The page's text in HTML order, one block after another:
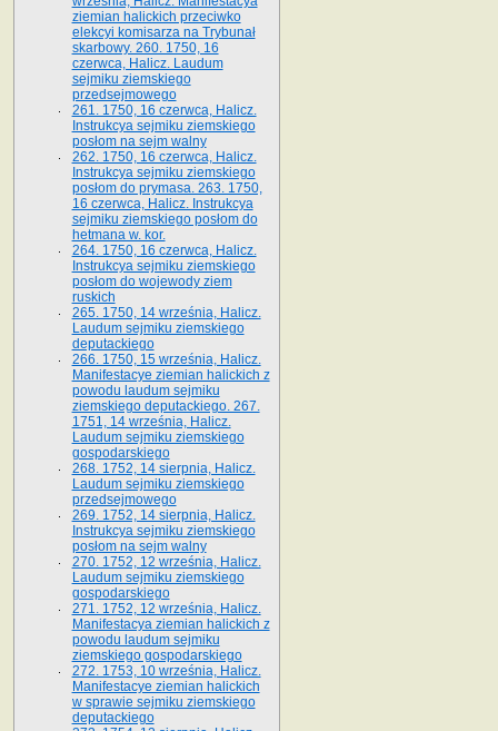
ziemian halickich przeciwko
elekcyi komisarza na Trybunał
skarbowy. 260. 1750, 16
czerwca, Halicz. Laudum
sejmiku ziemskiego
przedsejmowego
261. 1750, 16 czerwca, Halicz.
Instrukcya sejmiku ziemskiego
posłom na sejm walny
262. 1750, 16 czerwca, Halicz.
Instrukcya sejmiku ziemskiego
posłom do prymasa. 263. 1750,
16 czerwca, Halicz. Instrukcya
sejmiku ziemskiego posłom do
hetmana w. kor.
264. 1750, 16 czerwca, Halicz.
Instrukcya sejmiku ziemskiego
posłom do wojewody ziem
ruskich
265. 1750, 14 września, Halicz.
Laudum sejmiku ziemskiego
deputackiego
266. 1750, 15 września, Halicz.
Manifestacye ziemian halickich z
powodu laudum sejmiku
ziemskiego deputackiego. 267.
1751, 14 września, Halicz.
Laudum sejmiku ziemskiego
gospodarskiego
268. 1752, 14 sierpnia, Halicz.
Laudum sejmiku ziemskiego
przedsejmowego
269. 1752, 14 sierpnia, Halicz.
Instrukcya sejmiku ziemskiego
posłom na sejm walny
270. 1752, 12 września, Halicz.
Laudum sejmiku ziemskiego
gospodarskiego
271. 1752, 12 września, Halicz.
Manifestacya ziemian halickich z
powodu laudum sejmiku
ziemskiego gospodarskiego
272. 1753, 10 września, Halicz.
Manifestacye ziemian halickich
w sprawie sejmiku ziemskiego
deputackiego